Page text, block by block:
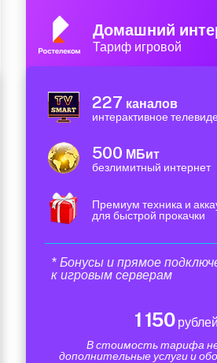
Домашний
Тариф игровой
227 каналов
интерактивное
500 МБит
безлимитный интернет
Премиум техника и
для быстрой прокачки
* Бонусы и прямое
к игровым серверам
1 150
В стоимость тарифа
дополнительные услуги и